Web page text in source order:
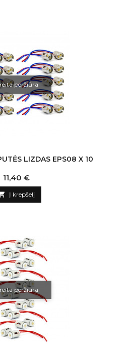
peržiūra
LIZDAS EPS08 X 10
Kaina
11,40 €
Į krepšelį
peržiūra